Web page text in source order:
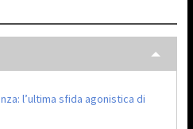
l’ultima sfida agonistica di